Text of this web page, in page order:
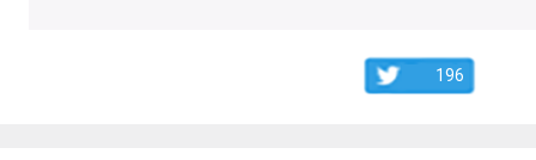
196